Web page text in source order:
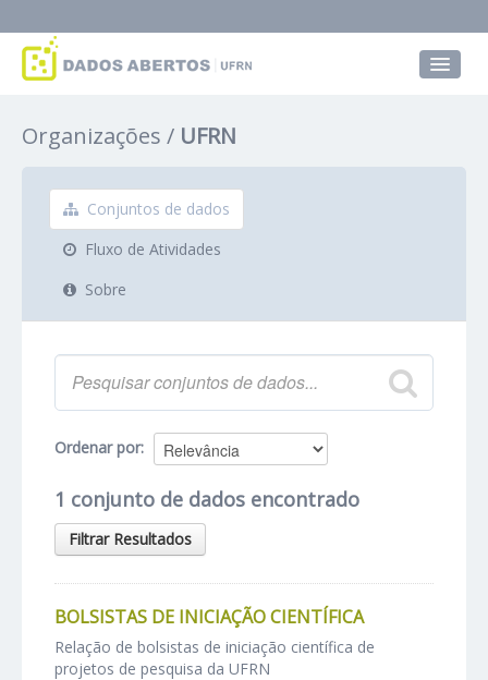
Grupos
Sobre
Organizações UFRN
Conjuntos de dados
Fluxo de Atividades
Sobre
Ordenar por
1 conjunto de dados encontrado
Filtrar Resultados
BOLSISTAS DE INICIAÇÃO CIENTÍFICA
Relação de bolsistas de iniciação científica de
projetos de pesquisa da UFRN